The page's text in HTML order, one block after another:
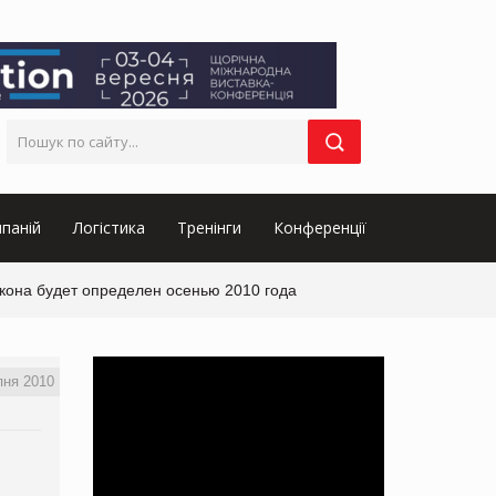
Логістика Тренінги Конференції
будет определен осенью 2010 года
2010